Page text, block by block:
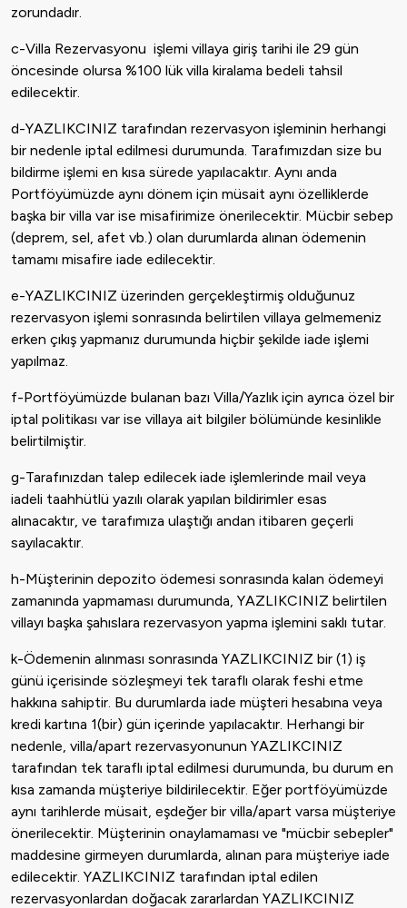
zorundadır.
c-Villa Rezervasyonu işlemi villaya giriş tarihi ile 29 gün
öncesinde olursa %100 lük villa kiralama bedeli tahsil
edilecektir.
d-YAZLIKCINIZ tarafından rezervasyon işleminin herhangi
bir nedenle iptal edilmesi durumunda. Tarafımızdan size bu
bildirme işlemi en kısa sürede yapılacaktır. Aynı anda
Portföyümüzde aynı dönem için müsait aynı özelliklerde
başka bir villa var ise misafirimize önerilecektir. Mücbir sebep
(deprem, sel, afet vb.) olan durumlarda alınan ödemenin
tamamı misafire iade edilecektir.
e-YAZLIKCINIZ üzerinden gerçekleştirmiş olduğunuz
rezervasyon işlemi sonrasında belirtilen villaya gelmemeniz
erken çıkış yapmanız durumunda hiçbir şekilde iade işlemi
yapılmaz.
f-Portföyümüzde bulanan bazı Villa/Yazlık için ayrıca özel bir
iptal politikası var ise villaya ait bilgiler bölümünde kesinlikle
belirtilmiştir.
g-Tarafınızdan talep edilecek iade işlemlerinde mail veya
iadeli taahhütlü yazılı olarak yapılan bildirimler esas
alınacaktır, ve tarafımıza ulaştığı andan itibaren geçerli
sayılacaktır.
h-Müşterinin depozito ödemesi sonrasında kalan ödemeyi
zamanında yapmaması durumunda, YAZLIKCINIZ belirtilen
villayı başka şahıslara rezervasyon yapma işlemini saklı tutar.
k-Ödemenin alınması sonrasında YAZLIKCINIZ bir (1) iş
günü içerisinde sözleşmeyi tek taraflı olarak feshi etme
hakkına sahiptir. Bu durumlarda iade müşteri hesabına veya
kredi kartına 1(bir) gün içerinde yapılacaktır. Herhangi bir
nedenle, villa/apart rezervasyonunun YAZLIKCINIZ
tarafından tek taraflı iptal edilmesi durumunda, bu durum en
kısa zamanda müşteriye bildirilecektir. Eğer portföyümüzde
aynı tarihlerde müsait, eşdeğer bir villa/apart varsa müşteriye
önerilecektir. Müşterinin onaylamaması ve "mücbir sebepler"
maddesine girmeyen durumlarda, alınan para müşteriye iade
edilecektir. YAZLIKCINIZ tarafından iptal edilen
rezervasyonlardan doğacak zararlardan YAZLIKCINIZ